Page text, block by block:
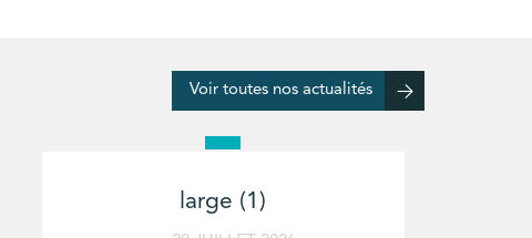
Voir toutes nos actualités
large (1)